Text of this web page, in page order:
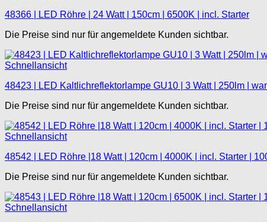
48366 | LED Röhre | 24 Watt | 150cm | 6500K | incl. Starter
Die Preise sind nur für angemeldete Kunden sichtbar.
Schnellansicht
48423 | LED Kaltlichreflektorlampe GU10 | 3 Watt | 250lm |
Die Preise sind nur für angemeldete Kunden sichtbar.
Schnellansicht
48542 | LED Röhre |18 Watt | 120cm | 4000K | incl. Starter |
Die Preise sind nur für angemeldete Kunden sichtbar.
Schnellansicht